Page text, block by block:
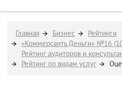
Главная Бизнес
Рейтинги
«Коммерсантъ Деньги» №16
Рейтинг аудиторов и
Рейтинг по видам услуг